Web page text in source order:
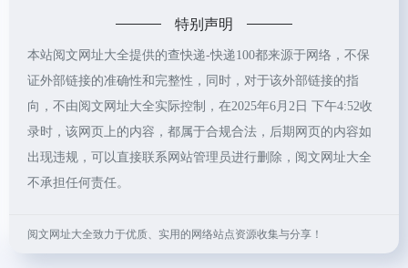
特别声明
本站阅文网址大全提供的查快递-快递100都来源于网络，不保
证外部链接的准确性和完整性，同时，对于该外部链接的指
向，不由阅文网址大全实际控制，在2025年6月2日 下午4:52收
录时，该网页上的内容，都属于合规合法，后期网页的内容如
出现违规，可以直接联系网站管理员进行删除，阅文网址大全
不承担任何责任。
阅文网址大全致力于优质、实用的网络站点资源收集与分享！